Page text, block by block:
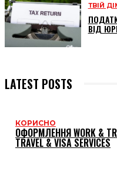
ТВІЙ
ВІД
LATEST POSTS
КОРИСНО
ОФОРМЛЕННЯ WORK &
TRAVEL & VISA SERVICES